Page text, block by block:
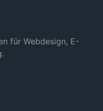
für Webdesign, E-